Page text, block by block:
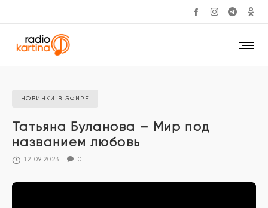
НОВИНКИ В ЭФИРЕ
Татьяна Буланова – Мир под
названием любовь
12.09.2023 0